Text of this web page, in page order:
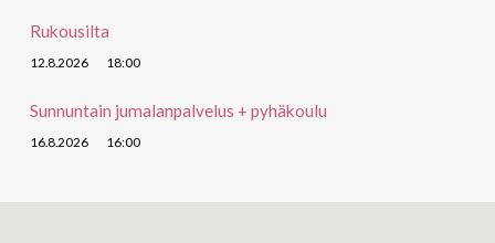
Rukousilta
12.8.2026 18:00
Sunnuntain jumalanpalvelus + pyhäkoulu
16.8.2026 16:00